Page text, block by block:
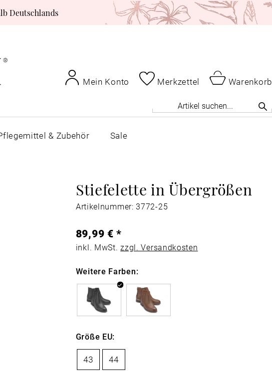
Deutschlands
Mein Konto Merkzettel
Warenkorb
& Zubehör Sale
Stiefelette in Übergrößen
Artikelnummer: 3772-25
89,99 € *
inkl. MwSt.zzgl. Versandkosten
Weitere Farben:
Größe EU:
43 44